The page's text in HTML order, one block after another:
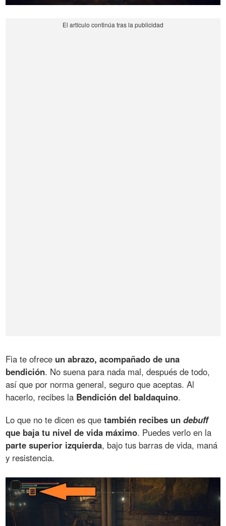
Fia te ofrece un abrazo, acompañado de una
bendición. No suena para nada mal, después de todo,
así que por norma general, seguro que aceptas. Al
hacerlo, recibes la Bendición del baldaquino.
Lo que no te dicen es quetambién recibes undebuff
que baja tu nivel de vida máximo. Puedes verlo en la
parte superior izquierda, bajo tus barras de vida, maná
y resistencia.